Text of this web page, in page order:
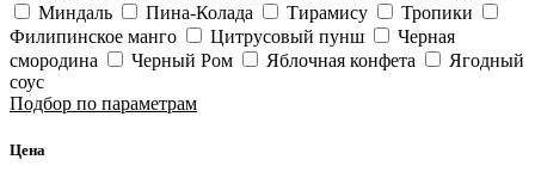
Миндаль
Пина-Колада Тирамису
Тропики
Филипинское манго
Цитрусовый пунш
Черная
смородина
Черный Ром Яблочная конфета
Ягодный
соус
Подбор по параметрам
Цена